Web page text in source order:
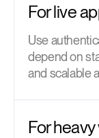
For live
Use
depend on
and scalable
For